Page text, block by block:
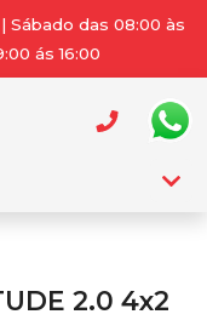
Sábado das 08:00 às
ás 16:00
2.0 4x2